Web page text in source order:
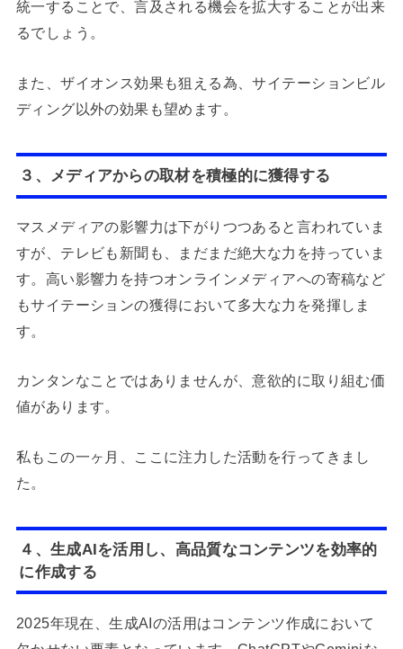
統一することで、言及される機会を拡大することが出来
るでしょう。
また、ザイオンス効果も狙える為、サイテーションビル
ディング以外の効果も望めます。
３、メディアからの取材を積極的に獲得する
マスメディアの影響力は下がりつつあると言われていま
すが、テレビも新聞も、まだまだ絶大な力を持っていま
す。高い影響力を持つオンラインメディアへの寄稿など
もサイテーションの獲得において多大な力を発揮しま
す。
カンタンなことではありませんが、意欲的に取り組む価
値があります。
私もこの一ヶ月、ここに注力した活動を行ってきまし
た。
４、生成AIを活用し、高品質なコンテンツを効率的
に作成する
2025年現在、生成AIの活用はコンテンツ作成において